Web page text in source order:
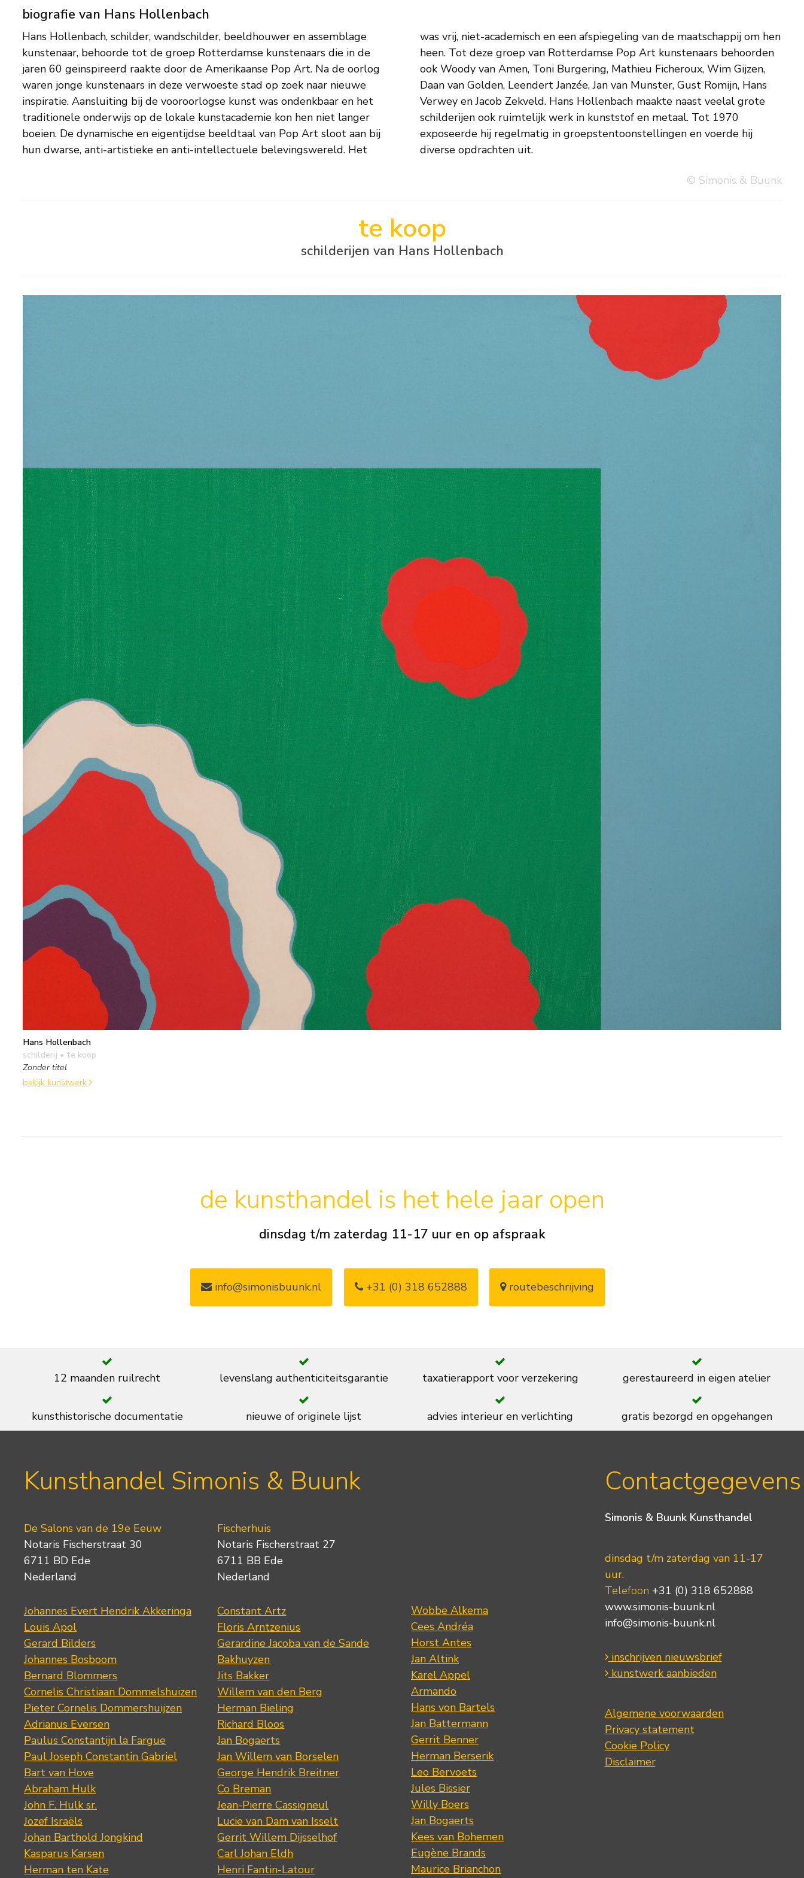
biografie van Hans Hollenbach
Hans Hollenbach, schilder, wandschilder, beeldhouwer en assemblage
kunstenaar, behoorde tot de groep Rotterdamse kunstenaars die in de
jaren 60 geïnspireerd raakte door de Amerikaanse Pop Art. Na de oorlog
waren jonge kunstenaars in deze verwoeste stad op zoek naar nieuwe
inspiratie. Aansluiting bij de vooroorlogse kunst was ondenkbaar en het
traditionele onderwijs op de lokale kunstacademie kon hen niet langer
boeien. De dynamische en eigentijdse beeldtaal van Pop Art sloot aan bij
hun dwarse, anti-artistieke en anti-intellectuele belevingswereld. Het
was vrij, niet-academisch en een afspiegeling van de maatschappij om hen
heen. Tot deze groep van Rotterdamse Pop Art kunstenaars behoorden
ook Woody van Amen, Toni Burgering, Mathieu Ficheroux, Wim Gijzen,
Daan van Golden, Leendert Janzée, Jan van Munster, Gust Romijn, Hans
Verwey en Jacob Zekveld. Hans Hollenbach maakte naast veelal grote
schilderijen ook ruimtelijk werk in kunststof en metaal. Tot 1970
exposeerde hij regelmatig in groepstentoonstellingen en voerde hij
diverse opdrachten uit.
© Simonis & Buunk
te koop
schilderijen van Hans Hollenbach
Hans Hollenbach
schilderij • te koop
Zonder titel
bekijk kunstwerk
de kunsthandel is het hele jaar open
dinsdag t/m zaterdag 11-17 uur en op afspraak
info@simonisbuunk.nl +31 (0) 318 652888 routebeschrijving
12 maanden ruilrecht levenslang authenticiteitsgarantie taxatierapport voor verzekering gerestaureerd in eigen atelier
kunsthistorische documentatie nieuwe of originele lijst advies interieur en verlichting gratis bezorgd en opgehangen
Kunsthandel Simonis & Buunk
De Salons van de 19e Eeuw
Notaris Fischerstraat 30
6711 BD Ede
Nederland
Johannes Evert Hendrik Akkeringa
Louis Apol
Gerard Bilders
Johannes Bosboom
Bernard Blommers
Cornelis Christiaan Dommelshuizen
Pieter Cornelis Dommershuijzen
Adrianus Eversen
Paulus Constantijn la Fargue
Paul Joseph Constantin Gabriel
Bart van Hove
Abraham Hulk
John F. Hulk sr.
Jozef Israëls
Johan Barthold Jongkind
Kasparus Karsen
Herman ten Kate
Fischerhuis
Notaris Fischerstraat 27
6711 BB Ede
Nederland
Constant Artz
Floris Arntzenius
Gerardine Jacoba van de Sande
Bakhuyzen
Jits Bakker
Willem van den Berg
Herman Bieling
Richard Bloos
Jan Bogaerts
Jan Willem van Borselen
George Hendrik Breitner
Co Breman
Jean-Pierre Cassigneul
Lucie van Dam van Isselt
Gerrit Willem Dijsselhof
Carl Johan Eldh
Henri Fantin-Latour
Wobbe Alkema
Cees Andréa
Horst Antes
Jan Altink
Karel Appel
Armando
Hans von Bartels
Jan Battermann
Gerrit Benner
Herman Berserik
Leo Bervoets
Jules Bissier
Willy Boers
Jan Bogaerts
Kees van Bohemen
Eugène Brands
Maurice Brianchon
Contactgegevens
Simonis & Buunk Kunsthandel
dinsdag t/m zaterdag van 11-17
uur.
Telefoon +31 (0) 318 652888
www.simonis-buunk.nl
info@simonis-buunk.nl
inschrijven nieuwsbrief
kunstwerk aanbieden
Algemene voorwaarden
Privacy statement
Cookie Policy
Disclaimer